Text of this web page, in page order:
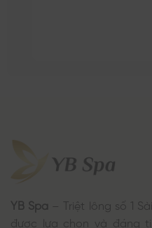
YB Spa – Triệt lông số 1
được lựa chọn và đáng